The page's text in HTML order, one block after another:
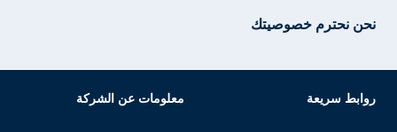
نحن نحترم خصوصيتك
روابط سريعة معلومات عن الشركة